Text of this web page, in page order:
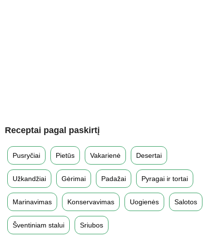
Receptai pagal paskirtį
Pusryčiai Pietūs Vakarienė Desertai
Užkandžiai Gėrimai Padažai Pyragai ir tortai
Marinavimas Konservavimas Uogienės Salotos
Šventiniam stalui Sriubos